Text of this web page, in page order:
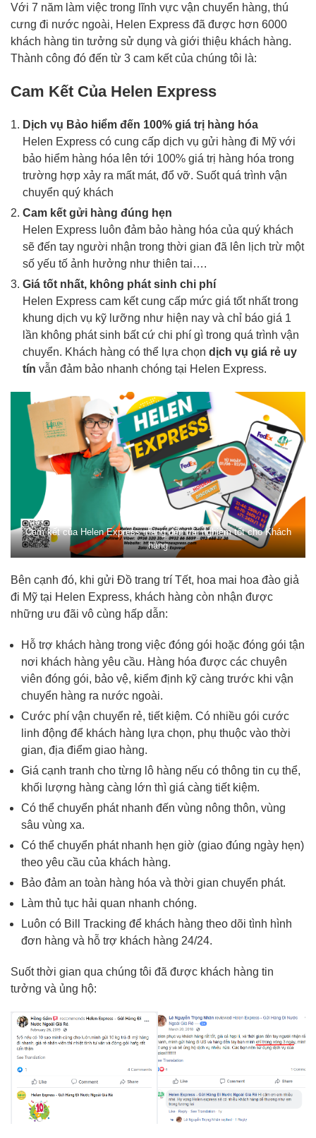
Với 7 năm làm việc trong lĩnh vực vận chuyển hàng, thú
cưng đi nước ngoài, Helen Express đã được hơn 6000
khách hàng tin tưởng sử dụng và giới thiệu khách hàng.
Thành công đó đến từ 3 cam kết của chúng tôi là:
Cam Kết Của Helen Express
Dịch vụ Bảo hiểm đến 100% giá trị hàng hóa
Helen Express có cung cấp dịch vụ gửi hàng đi Mỹ với
bảo hiểm hàng hóa lên tới 100% giá trị hàng hóa trong
trường hợp xảy ra mất mát, đổ vỡ. Suốt quá trình vận
chuyển quý khách
Cam kết gửi hàng đúng hẹn
Helen Express luôn đảm bảo hàng hóa của quý khách
sẽ đến tay người nhận trong thời gian đã lên lịch trừ một
số yếu tố ảnh hưởng như thiên tai….
Giá tốt nhất, không phát sinh chi phí
Helen Express cam kết cung cấp mức giá tốt nhất trong
khung dịch vụ kỹ lưỡng như hiện nay và chỉ báo giá 1
lần không phát sinh bất cứ chi phí gì trong quá trình vận
chuyển. Khách hàng có thể lựa chọn dịch vụ giá rẻ uy
tín vẫn đảm bảo nhanh chóng tại Helen Express.
Cam kết của Helen Express mang đến trải nghiệm tốt cho Khách
hàng
Bên cạnh đó, khi gửi Đồ trang trí Tết, hoa mai hoa đào giả
đi Mỹ tại Helen Express, khách hàng còn nhận được
những ưu đãi vô cùng hấp dẫn:
Hỗ trợ khách hàng trong việc đóng gói hoặc đóng gói tận
nơi khách hàng yêu cầu. Hàng hóa được các chuyên
viên đóng gói, bảo vệ, kiểm định kỹ càng trước khi vận
chuyển hàng ra nước ngoài.
Cước phí vận chuyển rẻ, tiết kiệm. Có nhiều gói cước
linh động để khách hàng lựa chọn, phụ thuộc vào thời
gian, địa điểm giao hàng.
Giá cạnh tranh cho từng lô hàng nếu có thông tin cụ thể,
khối lượng hàng càng lớn thì giá càng tiết kiệm.
Có thể chuyển phát nhanh đến vùng nông thôn, vùng
sâu vùng xa.
Có thể chuyển phát nhanh hẹn giờ (giao đúng ngày hẹn)
theo yêu cầu của khách hàng.
Bảo đảm an toàn hàng hóa và thời gian chuyển phát.
Làm thủ tục hải quan nhanh chóng.
Luôn có Bill Tracking để khách hàng theo dõi tình hình
đơn hàng và hỗ trợ khách hàng 24/24.
Suốt thời gian qua chúng tôi đã được khách hàng tin
tưởng và ủng hộ: